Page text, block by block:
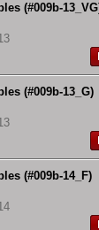
(#009b-
(#009b-13_G)
(#009b-14_F)